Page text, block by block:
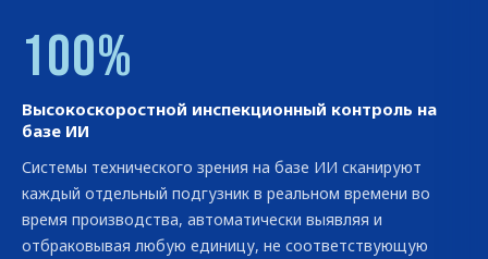
100%
Высокоскоростной инспекционный контроль на
базе ИИ
Системы технического зрения на базе ИИ сканируют
каждый отдельный подгузник в реальном времени во
время производства, автоматически выявляя и
отбраковывая любую единицу, не соответствующую